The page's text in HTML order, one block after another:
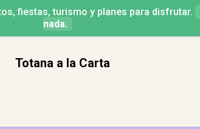
fiestas, turismo y planes para disfrutar.
nada.
Totana a la Carta